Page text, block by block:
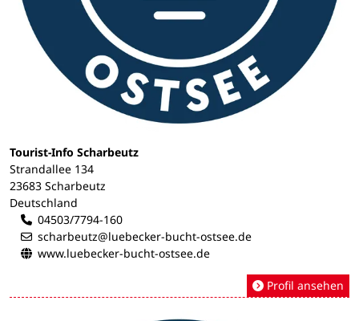
Tourist-Info Scharbeutz
Strandallee 134
23683 Scharbeutz
Deutschland
04503/7794-160
scharbeutz@luebecker-bucht-ostsee.de
www.luebecker-bucht-ostsee.de
Profil ansehen